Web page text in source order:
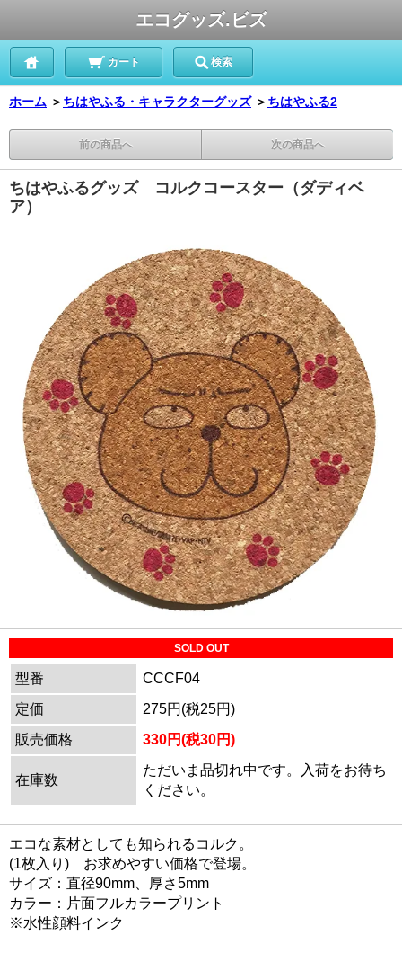
エコグッズ.ビズ
カート 検索
ホーム ＞ ちはやふる・キャラクターグッズ ＞ ちはやふる2
前の商品へ 次の商品へ
ちはやふるグッズ コルクコースター（ダディベ
ア）
SOLD OUT
型番
CCCF04
定価
275円(税25円)
販売価格
330円(税30円)
在庫数
ただいま品切れ中です。入荷をお待ち
ください。
エコな素材としても知られるコルク。
(1枚入り) お求めやすい価格で登場。
サイズ：直径90mm、厚さ5mm
カラー：片面フルカラープリント
※水性顔料インク